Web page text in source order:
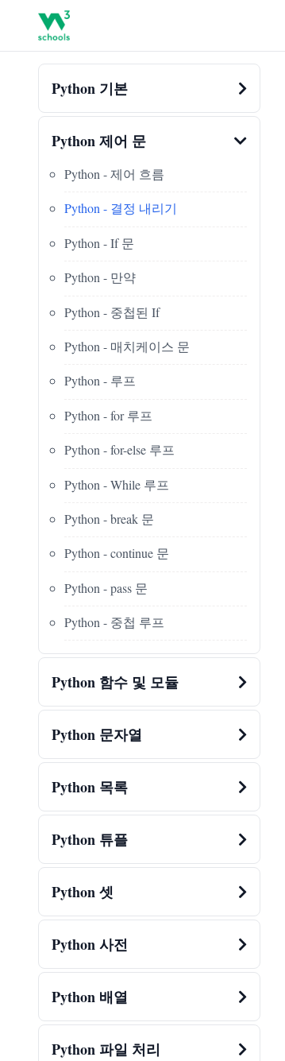
Python 기본
Python 제어 문
Python - 제어 흐름
Python - 결정 내리기
Python - If 문
Python - 만약
Python - 중첩된 If
Python - 매치케이스 문
Python - 루프
Python - for 루프
Python - for-else 루프
Python - While 루프
Python - break 문
Python - continue 문
Python - pass 문
Python - 중첩 루프
Python 함수 및 모듈
Python 문자열
Python 목록
Python 튜플
Python 셋
Python 사전
Python 배열
Python 파일 처리